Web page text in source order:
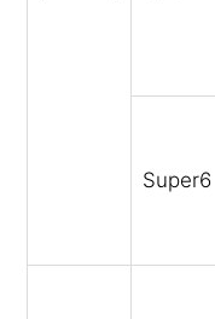
Super6